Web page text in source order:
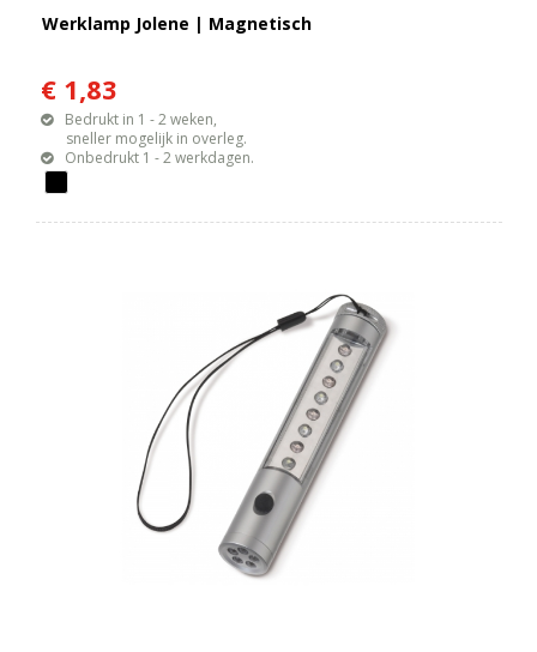
Werklamp Jolene | Magnetisch
€ 1,83
Bedrukt in 1 - 2 weken,
sneller mogelijk in overleg.
Onbedrukt 1 - 2 werkdagen.